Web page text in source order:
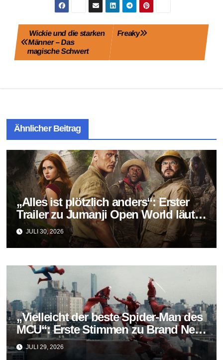
Beitragsnavigation
Freaky
Wickie und die starken
Männer – Das
magische Schwert
Ähnlicher Beitrag
„Alles ist plötzlich anders“: Erster
Trailer zu Jumanji Open World läutet
das Finale der Reihe ein
JULI 30, 2026
„Vielleicht der beste Spider-Man des
MCU“: Erste Stimmen zu Brand New
Day fallen überraschend positiv aus
JULI 29, 2026